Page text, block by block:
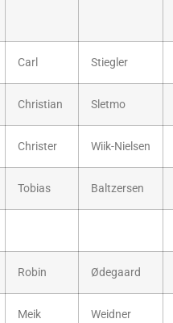
Carl Stiegler
Christian Sletmo
Christer Wiik-Nielsen
Tobias Baltzersen
Robin Ødegaard
Meik Weidner